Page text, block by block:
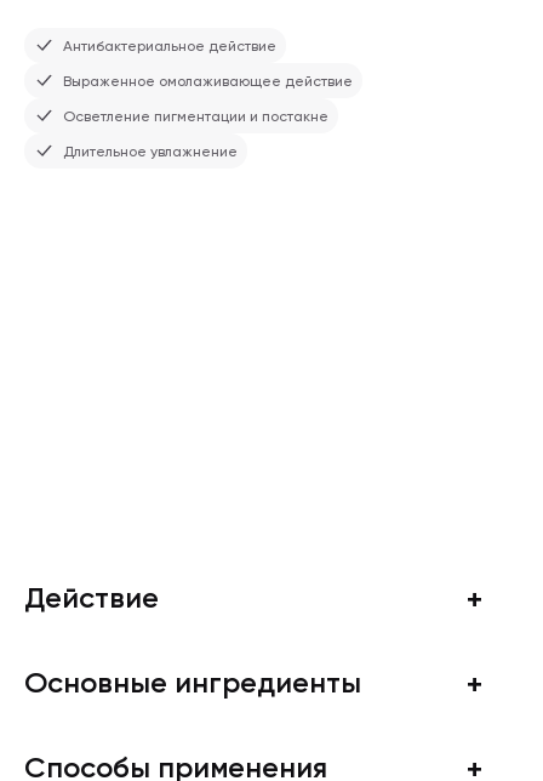
Антибактериальное действие
Выраженное омолаживающее действие
Осветление пигментации и постакне
Длительное увлажнение
Действие
Швейцарский пептид Progeline уменьшает глубину
гусиных лапок) и повышает эластичность. Карнозин
Основные ингредиенты
Способы применения